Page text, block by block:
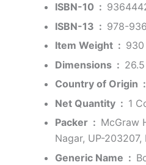
ISBN-10 ‏ : ‎
ISBN-13 ‏ : ‎ 978-
Item Weight ‏ : ‎
Dimensions ‏ : ‎
Country of Origin ‏ : ‎
Net Quantity ‏ : ‎ 1
Packer ‏ : ‎ McGraw
Nagar, UP-
Generic Name ‏ : ‎